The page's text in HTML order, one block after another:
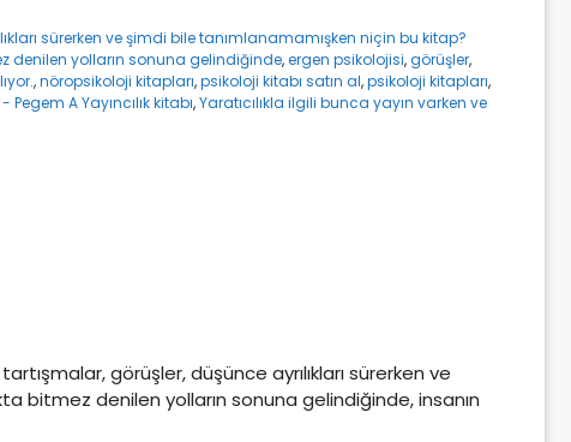
sürerken ve şimdi bile tanımlanamamışken niçin bu kitap?
denilen yolların sonuna gelindiğinde,ergen psikolojisi,görüşler,
,nöropsikoloji kitapları,psikoloji kitabı satın al,psikoloji kitapları,
Pegem A Yayıncılık kitabı,Yaratıcılıkla ilgili bunca yayın varken ve
görüşler, düşünce ayrılıkları sürerken ve
bitmez denilen yolların sonuna gelindiğinde, insanın